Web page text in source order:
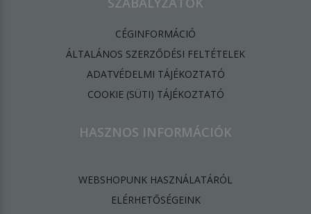
CÉGINFORMÁCIÓ
ÁLTALÁNOS SZERZŐDÉSI FELTÉTELEK
ADATVÉDELMI TÁJÉKOZTATÓ
​COOKIE (SÜTI) TÁJÉKOZTATÓ
HASZNOS INFORMÁCIÓK
WEBSHOPUNK HASZNÁLATÁRÓL
ELÉRHETŐSÉGEINK